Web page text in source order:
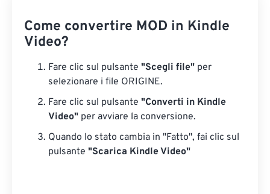
Come convertire MOD in Kindle
Video?
Fare clic sul pulsante "Scegli file" per
selezionare i file ORIGINE.
Fare clic sul pulsante "Converti in Kindle
Video" per avviare la conversione.
Quando lo stato cambia in "Fatto", fai clic sul
pulsante "Scarica Kindle Video"